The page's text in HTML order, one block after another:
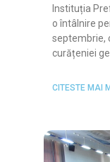
Instituția
o întâlnire
septembrie,
curățeniei
CITESTE MAI